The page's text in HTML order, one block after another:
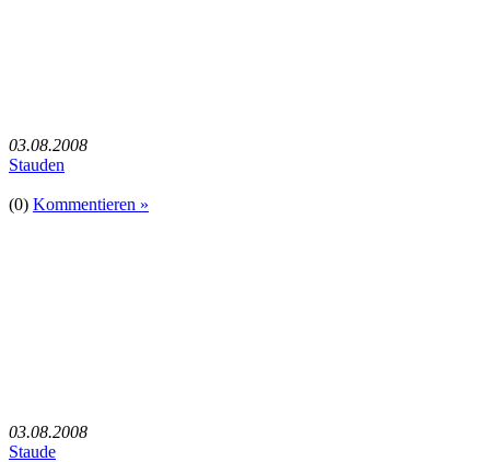
03.08.2008
Stauden
(0) Kommentieren »
03.08.2008
Staude